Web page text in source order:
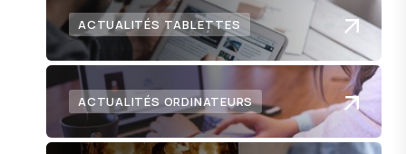
ACTUALITÉS TABLETTES
ACTUALITÉS ORDINATEURS